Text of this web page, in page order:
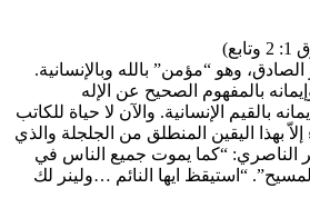
وهو “مؤمن” بالله وبالإنسانية.
بالمفهوم الصحيح عن الإله
بالقيم الإنسانية. والآن لا حياة للكاتب
إلاّ بهذا اليقين المنطلق من الجلجلة والذي
الناصري: “كما يموت جميع الناس في
“استيقظ ايها النائم …ولينر لك